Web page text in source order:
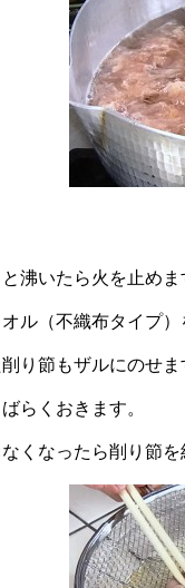
沸いたら火を止めま
ル（不織布タイプ
り節もザルにのせま
らくおきます。
くなったら削り節